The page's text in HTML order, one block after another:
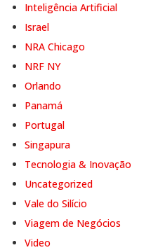
Inteligência Artificial
Israel
NRA Chicago
NRF NY
Orlando
Panamá
Portugal
Singapura
Tecnologia & Inovação
Uncategorized
Vale do Silício
Viagem de Negócios
Video